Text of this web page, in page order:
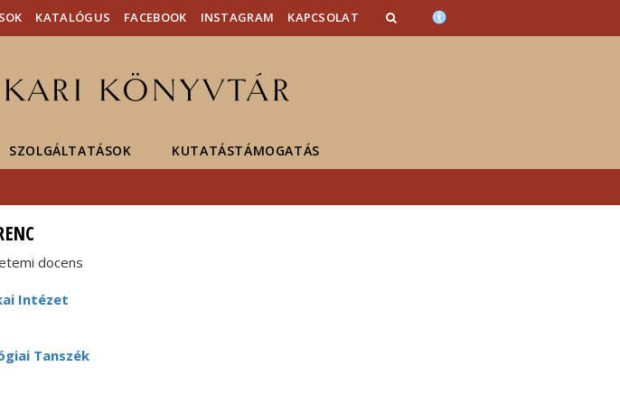
a
KATALÓGUS FACEBOOK INSTAGRAM KAPCSOLAT
SZOLGÁLTATÁSOK KUTATÁSTÁMOGATÁS
docens
Intézet
Tanszék